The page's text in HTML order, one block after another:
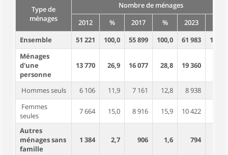
Type de
ménages
Nombre de ménages
2012
% 2017 % 2023
Ensemble
51 221 100,0 55 899 100,0 61 983
100,0
Ménages
d'une
personne
13 770 26,9 16 077 28,8 19 360
Hommes seuls 6 106 11,9 7 161 12,8 8 938
Femmes
seules
7 664 15,0 8 916 15,9 10 422
Autres
ménages sans
famille
1 384 2,7 906 1,6 794